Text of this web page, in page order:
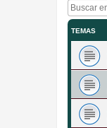
TEMAS